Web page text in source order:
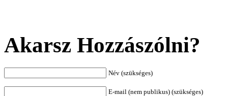
Akarsz Hozzászólni?
Név (szükséges)
E-mail (nem publikus) (szükséges)